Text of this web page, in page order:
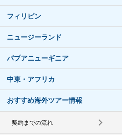
フィリピン
ニュージーランド
パプアニューギニア
中東・アフリカ
おすすめ海外ツアー情報
契約までの流れ